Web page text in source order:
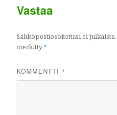
Vastaa
Sähköpostiosoitettasi ei julkaista.
merkitty*
KOMMENTTI *